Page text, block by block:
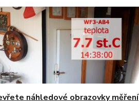
náhledové obrazovky měření